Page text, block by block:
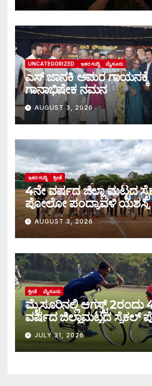
UNCATEGORIZED ಇತರ ಸುದ್ದಿ ಮೈಸೂರು
ಎಸ್ ಜಾನಕಿ ಅಮರ ಗಾಯನಕ್ಕೆ
ಗಾನಾಭಿಷೇಕ ನಮನ
AUGUST 3, 2026
ಇತರ ಸುದ್ದಿ ಕ್ರೀಡೆ
4ನೇ ವರ್ಷದ ಜಿಲ್ಲಾ ಮಟ್ಟದ
ಪೋಲೋ ಪಂದ್ಯಾವಳಿ ಯಶಸ್ವಿ
AUGUST 3, 2026
ಕ್ರೀಡೆ ಮೈಸೂರು
ಮೈಸೂರಿನಲ್ಲಿ ಆಗಸ್ಟ್‌ 2ರಂದು
ವರ್ಷದ ಜಿಲ್ಲಾಮಟ್ಟದ
ಪಂದ್ಯಾವಳಿ
JULY 31, 2026